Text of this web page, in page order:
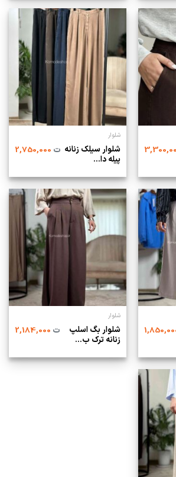
شلوار
شلوار سیلک زنانه
پیله‌ دا...
ت2,750,000
شلوار
شلوار بگ اسلپ
زنانه ترک ب...
ت2,184,000